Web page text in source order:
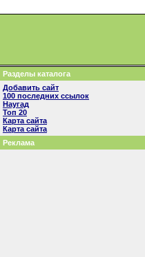
Разделы каталога
Добавить сайт
100 последних ссылок
Наугад
Топ 20
Карта сайта
Карта сайта
Реклама